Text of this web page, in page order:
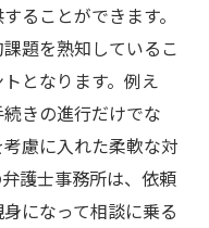
ることができます。
題を熟知しているこ
となります。例え
きの進行だけでな
慮に入れた柔軟な対
護士事務所は、依頼
になって相談に乗る